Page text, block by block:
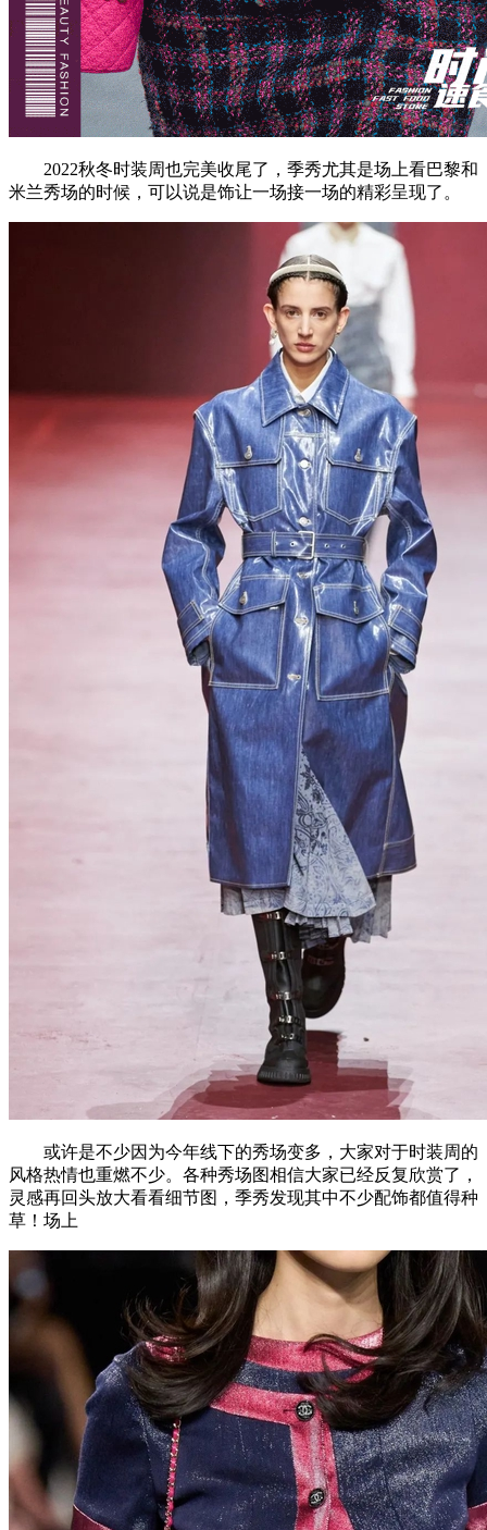
2022秋冬时装周也完美收尾了，季秀尤其是场上看巴黎和
米兰秀场的时候，可以说是饰让一场接一场的精彩呈现了。
或许是不少因为今年线下的秀场变多，大家对于时装周的
风格热情也重燃不少。各种秀场图相信大家已经反复欣赏了，
灵感再回头放大看看细节图，季秀发现其中不少配饰都值得种
草！场上